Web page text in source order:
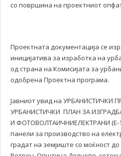
со површина на проектниот
Проектната документација се
иницијатива за изработка на
од страна на Комисијата за
одобрена Проектна програма.
Јавниот увид на УРБАНИСТИЧКИ
УРБАНИСТИЧКИ ПЛАН ЗА
И ФОТОВОЛТАИЧНИЕЛЕКТРАНИ (Е-
панели за производство на
градат на земјиште со моќност